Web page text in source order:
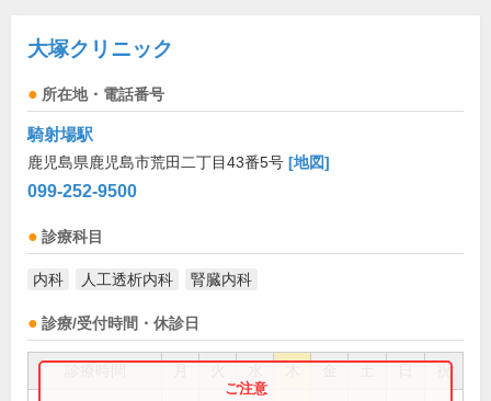
大塚クリニック
所在地・電話番号
騎射場駅
鹿児島県鹿児島市荒田二丁目43番5号 [地図]
099-252-9500
診療科目
内科 人工透析内科 腎臓内科
診療/受付時間・休診日
祝